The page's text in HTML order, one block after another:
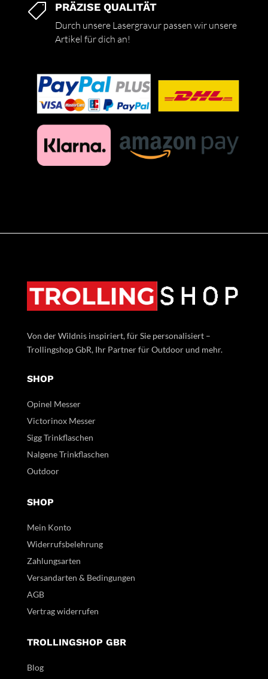
 PRÄZISE QUALITÄT
Durch unsere Lasergravur passen wir unsere
Artikel für dich an!
Von der Wildnis inspiriert, für Sie personalisiert –
Trollingshop GbR, Ihr Partner für Outdoor und mehr.
SHOP
Opinel Messer
Victorinox Messer
Sigg Trinkflaschen
Nalgene Trinkflaschen
Outdoor
SHOP
Mein Konto
Widerrufsbelehrung
Zahlungsarten
Versandarten & Bedingungen
AGB
Vertrag widerrufen
TROLLINGSHOP GBR
Blog